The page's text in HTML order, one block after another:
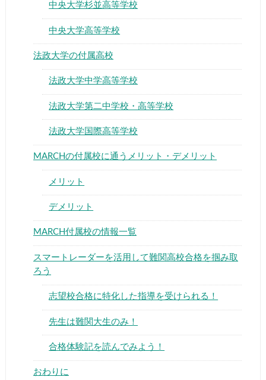
中央大学杉並高等学校
中央大学高等学校
法政大学の付属高校
法政大学中学高等学校
法政大学第二中学校・高等学校
法政大学国際高等学校
MARCHの付属校に通うメリット・デメリット
メリット
デメリット
MARCH付属校の情報一覧
スマートレーダーを活用して難関高校合格を掴み取
ろう
志望校合格に特化した指導を受けられる！
先生は難関大生のみ！
合格体験記を読んでみよう！
おわりに